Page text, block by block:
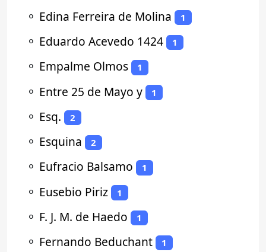
⚬ Edina Ferreira de Molina 1
⚬ Eduardo Acevedo 1424 1
⚬ Empalme Olmos 1
⚬ Entre 25 de Mayo y 1
⚬ Esq. 2
⚬ Esquina 2
⚬ Eufracio Balsamo 1
⚬ Eusebio Piriz 1
⚬ F. J. M. de Haedo 1
⚬ Fernando Beduchant 1